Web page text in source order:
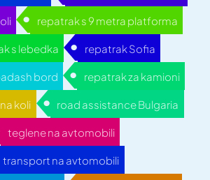
repatrak s 9 metra platforma
s lebedka repatrak Sofia
bord repatrak za kamioni
koli road assistance Bulgaria
teglene na avtomobili
transport na avtomobili